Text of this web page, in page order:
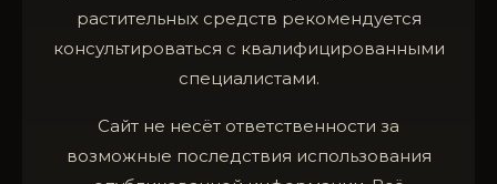
растительных средств рекомендуется
консультироваться с квалифицированными
специалистами.
Сайт не несёт ответственности за
возможные последствия использования